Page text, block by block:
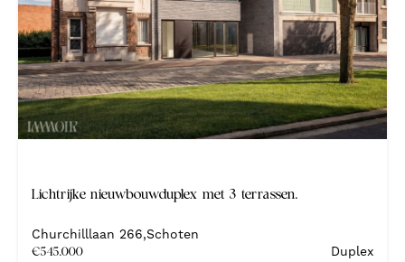
Nieuwbouw
Lichtrijke nieuwbouwduplex met 3 terrassen.
Churchilllaan 266,Schoten
€545.000 Duplex